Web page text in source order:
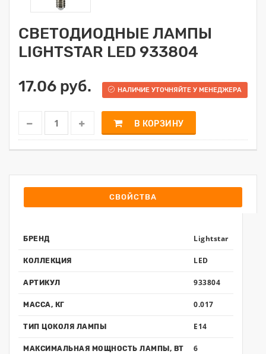
СВЕТОДИОДНЫЕ ЛАМПЫ
LIGHTSTAR LED 933804
17.06 руб.
НАЛИЧИЕ УТОЧНЯЙТЕ У МЕНЕДЖЕРА
В КОРЗИНУ
СВОЙСТВА
БРЕНД Lightstar
КОЛЛЕКЦИЯ LED
АРТИКУЛ 933804
МАССА, КГ 0.017
ТИП ЦОКОЛЯ ЛАМПЫ E14
МАКСИМАЛЬНАЯ МОЩНОСТЬ ЛАМПЫ, ВТ 6